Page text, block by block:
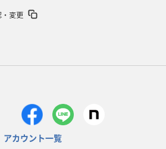
・変更
アカウント一覧